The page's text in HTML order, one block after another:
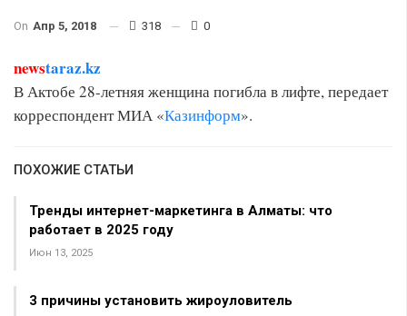
On Апр 5, 2018 318 0
newstaraz.kz
В Актобе 28-летняя женщина погибла в лифте, передает
корреспондент МИА «Казинформ».
ПОХОЖИЕ СТАТЬИ
Тренды интернет-маркетинга в Алматы: что
работает в 2025 году
Июн 13, 2025
3 причины установить жироуловитель